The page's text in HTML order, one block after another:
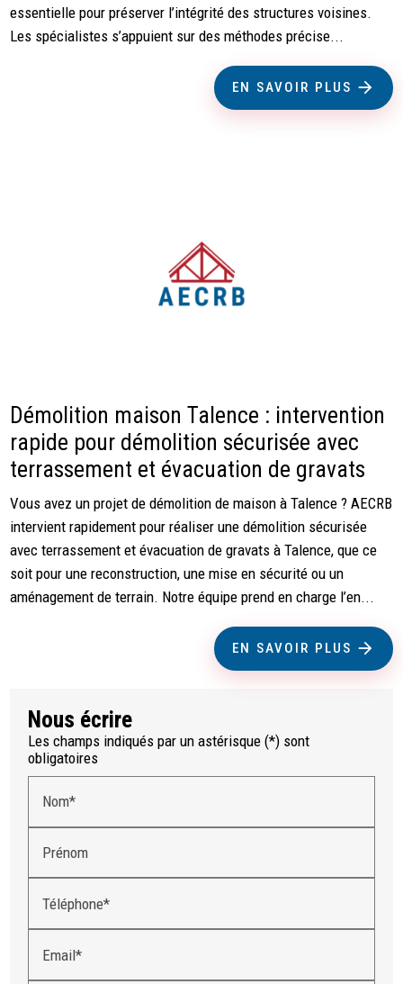
essentielle pour préserver l’intégrité des structures voisines.
Les spécialistes s’appuient sur des méthodes précise...
EN SAVOIR PLUS
Démolition maison Talence : intervention
rapide pour démolition sécurisée avec
terrassement et évacuation de gravats
Vous avez un projet de démolition de maison à Talence ? AECRB
intervient rapidement pour réaliser une démolition sécurisée
avec terrassement et évacuation de gravats à Talence, que ce
soit pour une reconstruction, une mise en sécurité ou un
aménagement de terrain. Notre équipe prend en charge l’en...
EN SAVOIR PLUS
Nous écrire
Les champs indiqués par un astérisque (*) sont
obligatoires
Nom*
Prénom
Téléphone*
Email*